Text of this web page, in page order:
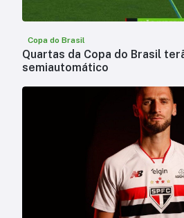
Copa do Brasil
Quartas da Copa do Brasil
semiautomático